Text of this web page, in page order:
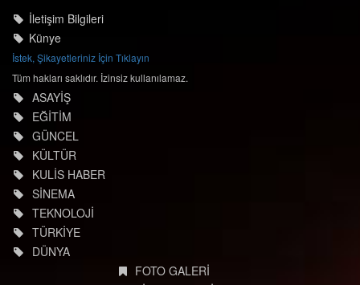
İletişim Bilgileri
Künye
İstek, Şikayetleriniz İçin Tıklayın
Tüm hakları saklıdır. İzinsiz kullanılamaz.
ASAYİŞ
EĞİTİM
GÜNCEL
KÜLTÜR
KULİS HABER
SİNEMA
TEKNOLOJİ
TÜRKİYE
DÜNYA
FOTO GALERİ